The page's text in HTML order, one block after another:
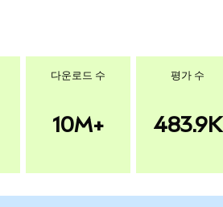
다운로드 수
10M+
평가 수
483.9K